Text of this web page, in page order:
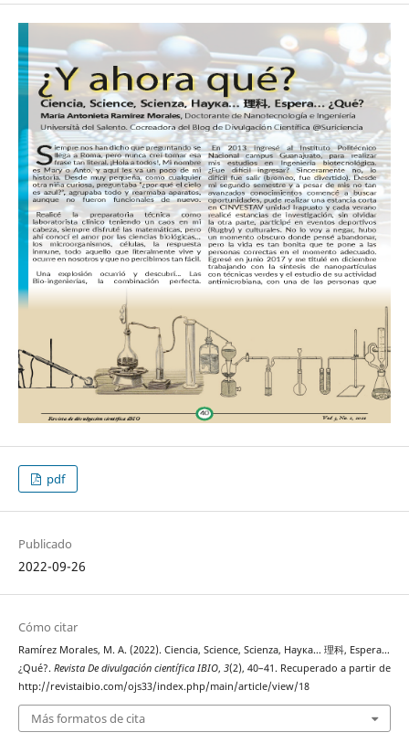
pdf
Publicado
2022-09-26
Cómo citar
Ramírez Morales, M. A. (2022). Ciencia, Science, Scienza, Наука… 理科, Espera…
¿Qué?. Revista De divulgación científica IBIO, 3(2), 40–41. Recuperado a partir de
http://revistaibio.com/ojs33/index.php/main/article/view/18
Más formatos de cita